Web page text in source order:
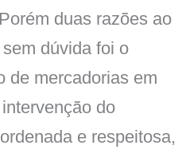
duas razões ao
dúvida foi o
de mercadorias em
do
e respeitosa,